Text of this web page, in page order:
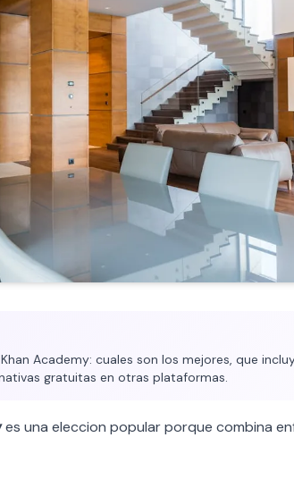
Academy: cuales son los mejores, que
gratuitas en otras plataformas.
es una eleccion popular porque combina